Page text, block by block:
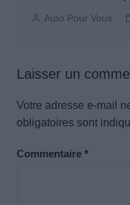
Auto Pour Vous
Laisser un
Votre adresse e-mail
obligatoires sont
Commentaire *